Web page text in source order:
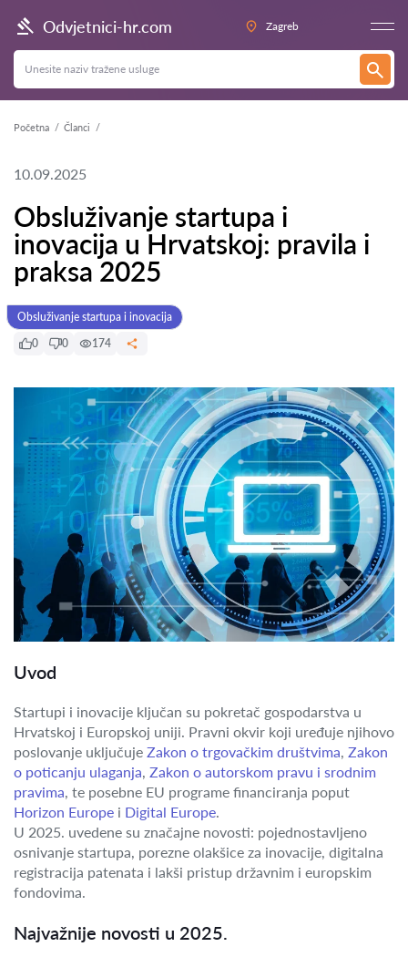
Odvjetnici-hr.com Zagreb
Početna Članci
10.09.2025
Obsluživanje startupa i
inovacija u Hrvatskoj: pravila i
praksa 2025
Obsluživanje startupa i inovacija
0
0 174
Uvod
Startupi i inovacije ključan su pokretač gospodarstva u
Hrvatskoj i Europskoj uniji. Pravni okvir koji uređuje njihovo
poslovanje uključuje Zakon o trgovačkim društvima Zakon
o poticanju ulaganja Zakon o autorskom pravu i srodnim
pravima , te posebne EU programe financiranja poput
Horizon Europe i Digital Europe
U 2025. uvedene su značajne novosti: pojednostavljeno
osnivanje startupa, porezne olakšice za inovacije, digitalna
registracija patenata i lakši pristup državnim i europskim
fondovima.
Najvažnije novosti u 2025.